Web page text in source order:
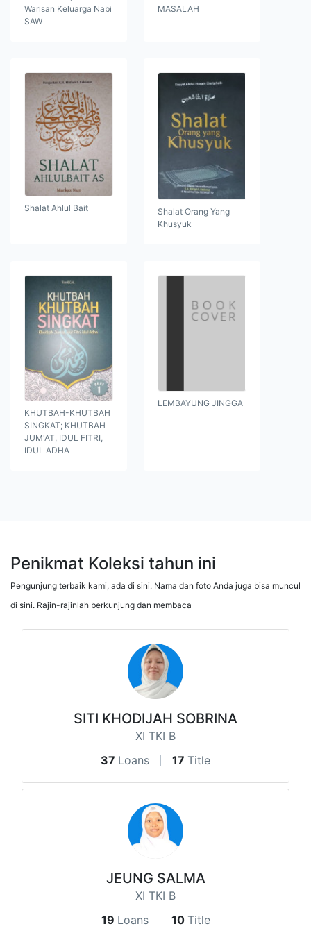
Warisan Keluarga Nabi
SAW
MASALAH
Shalat Ahlul Bait
Shalat Orang Yang
Khusyuk
KHUTBAH-KHUTBAH
SINGKAT; KHUTBAH
JUM'AT, IDUL FITRI,
IDUL ADHA
LEMBAYUNG JINGGA
Penikmat Koleksi tahun ini
Pengunjung terbaik kami, ada di sini. Nama dan foto Anda juga bisa muncul
di sini. Rajin-rajinlah berkunjung dan membaca
SITI KHODIJAH SOBRINA
XI TKI B
37 Loans 17 Title
JEUNG SALMA
XI TKI B
19 Loans 10 Title